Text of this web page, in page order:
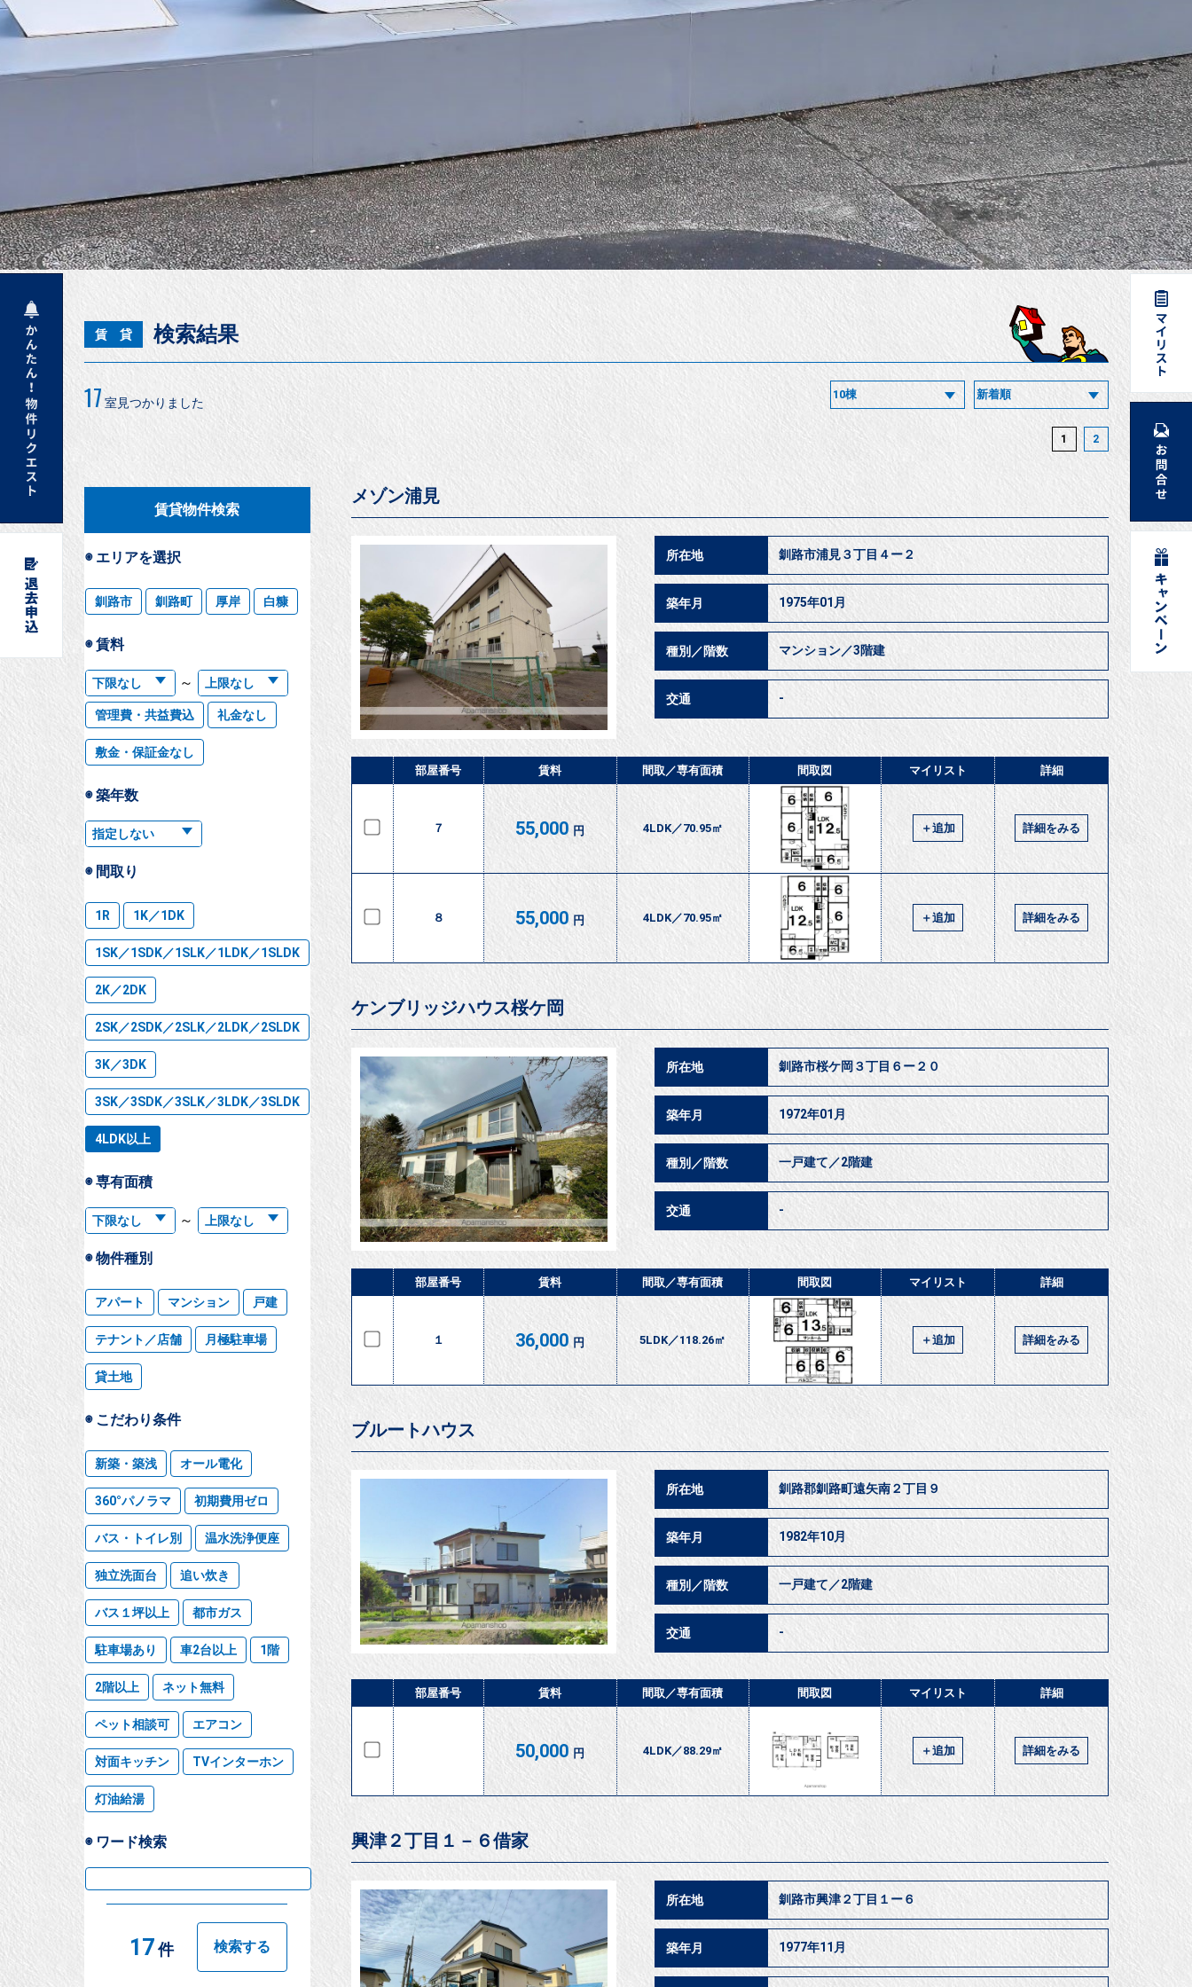
賃 貸 検索結果
17 室見つかりました
1 2
賃貸物件検索
◉ エリアを選択
釧路市 釧路町 厚岸 白糠
◉ 賃料
～
管理費・共益費込 礼金なし
敷金・保証金なし
◉ 築年数
◉ 間取り
1R 1K／1DK
1SK／1SDK／1SLK／1LDK／1SLDK
2K／2DK
2SK／2SDK／2SLK／2LDK／2SLDK
3K／3DK
3SK／3SDK／3SLK／3LDK／3SLDK
4LDK以上
◉ 専有面積
～
◉ 物件種別
アパート マンション 戸建
テナント／店舗 月極駐車場
貸土地
◉ こだわり条件
新築・築浅 オール電化
360°パノラマ 初期費用ゼロ
バス・トイレ別 温水洗浄便座
独立洗面台 追い炊き
バス１坪以上 都市ガス
駐車場あり 車2台以上 1階
2階以上 ネット無料
ペット相談可 エアコン
対面キッチン TVインターホン
灯油給湯
◉ ワード検索
17件 検索する
メゾン浦見
所在地 釧路市浦見３丁目４ー２
築年月 1975年01月
種別／階数 マンション／3階建
交通 -
部屋番号 賃料 間取／専有面積 間取図 マイリスト 詳細
７ 55,000 円 4LDK／70.95㎡ ＋追加 詳細をみる
８ 55,000 円 4LDK／70.95㎡ ＋追加 詳細をみる
ケンブリッジハウス桜ケ岡
所在地 釧路市桜ケ岡３丁目６ー２０
築年月 1972年01月
種別／階数 一戸建て／2階建
交通 -
部屋番号 賃料 間取／専有面積 間取図 マイリスト 詳細
１ 36,000 円 5LDK／118.26㎡ ＋追加 詳細をみる
ブルートハウス
所在地 釧路郡釧路町遠矢南２丁目９
築年月 1982年10月
種別／階数 一戸建て／2階建
交通 -
部屋番号 賃料 間取／専有面積 間取図 マイリスト 詳細
50,000 円 4LDK／88.29㎡ ＋追加 詳細をみる
興津２丁目１－６借家
所在地 釧路市興津２丁目１ー６
築年月 1977年11月